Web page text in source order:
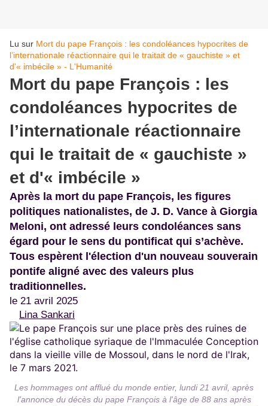
Lu sur Mort du pape François : les condoléances hypocrites de
l’internationale réactionnaire qui le traitait de « gauchiste » et
d'« imbécile » - L'Humanité
Mort du pape François : les
condoléances hypocrites de
l’internationale réactionnaire
qui le traitait de « gauchiste »
et d'« imbécile »
Après la mort du pape François, les figures
politiques nationalistes, de J. D. Vance à Giorgia
Meloni, ont adressé leurs condoléances sans
égard pour le sens du pontificat qui s’achève.
Tous espèrent l'élection d'un nouveau souverain
pontife aligné avec des valeurs plus
traditionnelles.
le 21 avril 2025
Lina Sankari
Les hommages ont afflué du monde entier, lundi 21 avril, après
l'annonce du décès du pape François à l'âge de 88 ans après